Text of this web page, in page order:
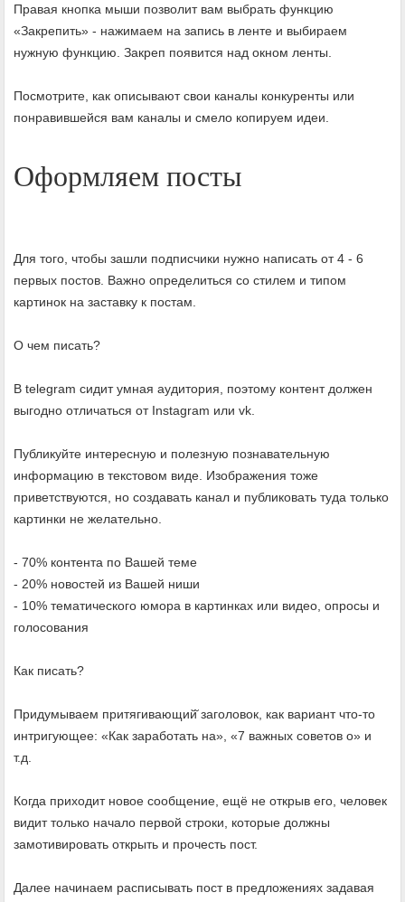
Правая кнопка мыши позволит вам выбрать функцию
«Закрепить» - нажимаем на запись в ленте и выбираем
нужную функцию. Закреп появится над окном ленты.
Посмотрите, как описывают свои каналы конкуренты или
понравившейся вам каналы и смело копируем идеи.
Оформляем посты
Для того, чтобы зашли подписчики нужно написать от 4 - 6
первых постов. Важно определиться со стилем и типом
картинок на заставку к постам.
О чем писать?
В telegram сидит умная аудитория, поэтому контент должен
выгодно отличаться от Instagram или vk.
Публикуйте интересную и полезную познавательную
информацию в текстовом виде. Изображения тоже
приветствуются, но создавать канал и публиковать туда только
картинки не желательно.
- 70% контента по Вашей теме
- 20% новостей из Вашей ниши
- 10% тематического юмора в картинках или видео, опросы и
голосования
Как писать?
Придумываем притягивающий̆ заголовок, как вариант что-то
интригующее: «Как заработать на», «7 важных советов о» и
т.д.
Когда приходит новое сообщение, ещё не открыв его, человек
видит только начало первой строки, которые должны
замотивировать открыть и прочесть пост.
Далее начинаем расписывать пост в предложениях задавая